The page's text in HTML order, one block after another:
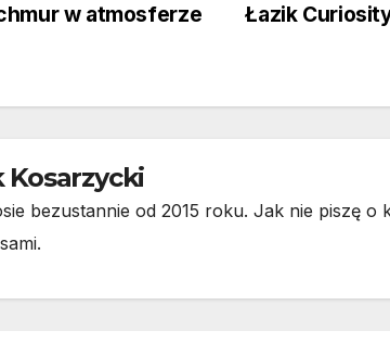
Łazik
w atmosferze
Kosarzycki
bezustannie od 2015 roku. Jak nie piszę o